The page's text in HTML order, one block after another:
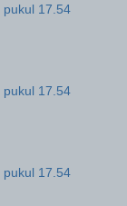
17.54
17.54
17.54